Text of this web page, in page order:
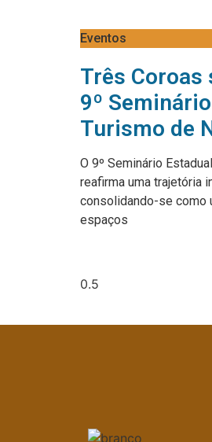
Eventos
Três Coroas
9º
Turismo de
O 9º Seminário
reafirma uma trajetória
consolidando-se como
espaços